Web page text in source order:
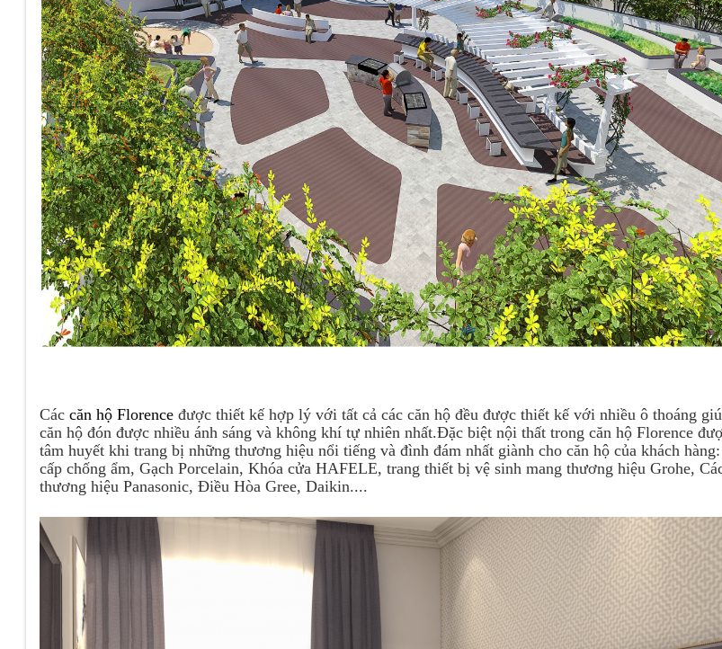
Cáccăn hộ Florence được thiết kế hợp lý với tất cả các căn hộ đều được thiết kế với nhiều ô thoáng
căn hộ đón được nhiều ánh sáng và không khí tự nhiên nhất.Đặc biệt nội thất trong căn hộ Florence
tâm huyết khi trang bị những thương hiệu nổi tiếng và đình đám nhất giành cho căn hộ của khách
cấp chống ẩm, Gạch Porcelain, Khóa cửa HAFELE, trang thiết bị vệ sinh mang thương hiệu Grohe,
thương hiệu Panasonic, Điều Hòa Gree, Daikin....